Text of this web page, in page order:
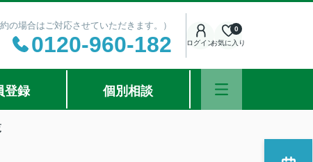
場合はご対応させていただきます。）
0120-960-182 ログインお気に入り
0
登録 個別相談